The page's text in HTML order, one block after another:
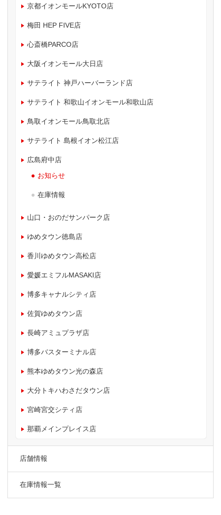
京都イオンモールKYOTO店
梅田 HEP FIVE店
心斎橋PARCO店
大阪イオンモール大日店
サテライト 神戸ハーバーランド店
サテライト 和歌山イオンモール和歌山店
鳥取イオンモール鳥取北店
サテライト 島根イオン松江店
広島府中店
お知らせ
在庫情報
山口・おのだサンパーク店
ゆめタウン徳島店
香川ゆめタウン高松店
愛媛エミフルMASAKI店
博多キャナルシティ店
佐賀ゆめタウン店
長崎アミュプラザ店
博多バスターミナル店
熊本ゆめタウン光の森店
大分トキハわさだタウン店
宮崎宮交シティ店
那覇メインプレイス店
店舗情報
在庫情報一覧